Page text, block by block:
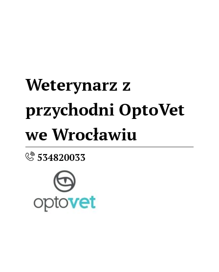
Weterynarz z
przychodni OptoVet
we Wrocławiu
534820033